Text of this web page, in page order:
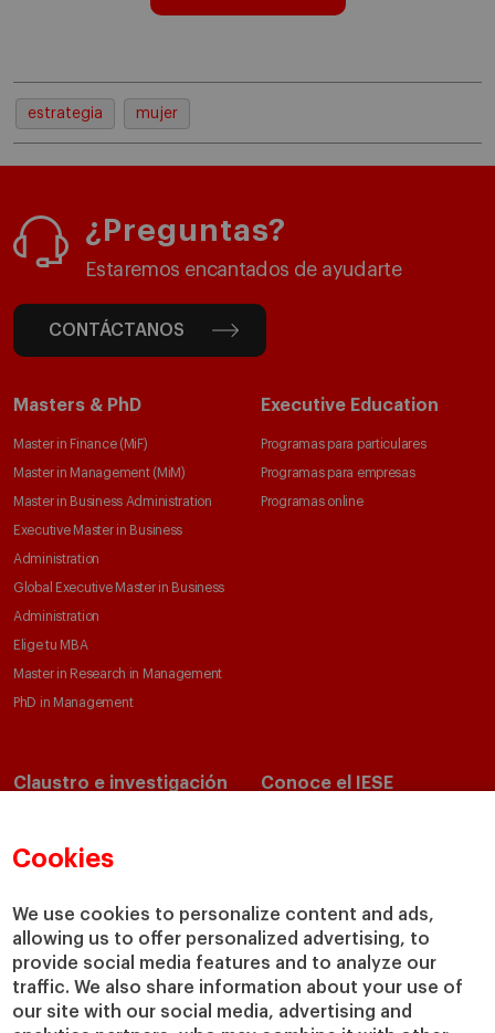
Cookies
We use cookies to personalize content and ads,
allowing us to offer personalized advertising, to
provide social media features and to analyze our
traffic. We also share information about your use of
our site with our social media, advertising and
estrategia mujer
¿Preguntas?
Estaremos encantados de ayudarte
CONTÁCTANOS
Masters & PhD
Master in Finance (MiF)
Master in Management (MiM)
Master in Business Administration
Executive Master in Business
Administration
Global Executive Master in Business
Administration
Elige tu MBA
Master in Research in Management
PhD in Management
Executive Education
Programas para particulares
Programas para empresas
Programas online
Claustro e investigación
Departamentos académicos
Cátedras
IESE Insight
IESE Publishing
Conoce el IESE
Nuestro impacto
Colabora con el IESE
Servicios
Biblioteca